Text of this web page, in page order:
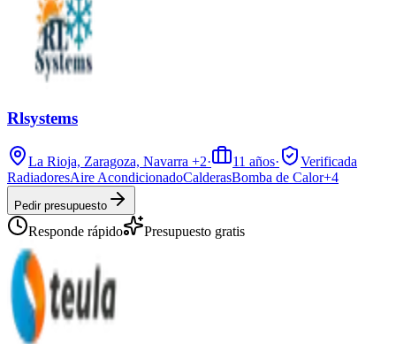
Rlsystems
La Rioja, Zaragoza, Navarra +2· 11 años·
Verificada
RadiadoresAire AcondicionadoCalderasBomba de Calor+4
Pedir presupuesto
Responde rápido Presupuesto gratis